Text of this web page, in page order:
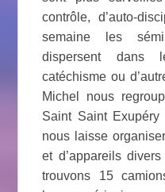
contrôle, d’auto-
semaine les
dispersent dans
catéchisme ou
Michel nous
Saint Saint
nous laisse
et d’appareils
trouvons 15